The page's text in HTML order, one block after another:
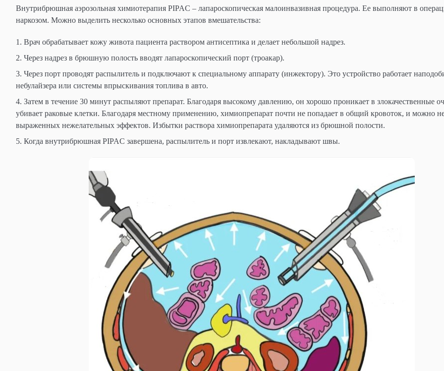
Внутрибрюшная аэрозольная химиотерапия PIPAC – лапароскопическая малоинвазивная процедура. Ее выполняют в
наркозом. Можно выделить несколько основных этапов вмешательства:
Врач обрабатывает кожу живота пациента раствором антисептика и делает небольшой надрез.
Через надрез в брюшную полость вводят лапароскопический порт (троакар).
Через порт проводят распылитель и подключают к специальному аппарату (инжектору). Это устройство работает
небулайзера или системы впрыскивания топлива в авто.
Затем в течение 30 минут распыляют препарат. Благодаря высокому давлению, он хорошо проникает в злокачественные
убивает раковые клетки. Благодаря местному применению, химиопрепарат почти не попадает в общий кровоток, и можно не
выраженных нежелательных эффектов. Избытки раствора химиопрепарата удаляются из брюшной полости.
Когда внутрибрюшная PIPAC завершена, распылитель и порт извлекают, накладывают швы.